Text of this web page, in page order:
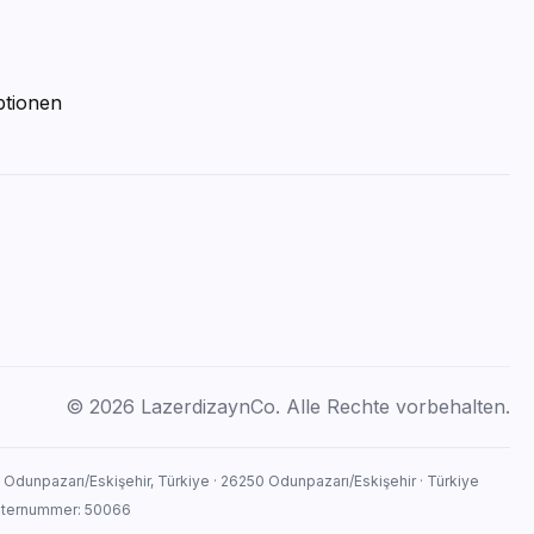
© 2026 LazerdizaynCo. Alle Rechte vorbehalten.
Eskişehir, Türkiye · 26250 Odunpazarı/Eskişehir · Türkiye
50066